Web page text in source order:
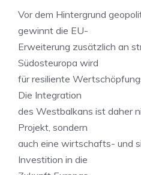
Vor dem Hintergrund
gewinnt die EU-
Erweiterung zusätzlich an
Südosteuropa wird
für resiliente
Die Integration
des Westbalkans ist daher
Projekt, sondern
auch eine wirtschafts- und
Investition in die